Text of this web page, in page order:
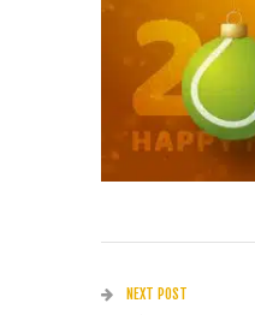
NEXT POST